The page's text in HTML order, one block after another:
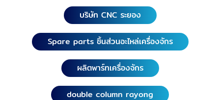
บริษัท CNC ระยอง
Spare parts ชิ้นส่วนอะไหล่เครื่องจักร
ผลิตพาร์ทเครื่องจักร
double column rayong